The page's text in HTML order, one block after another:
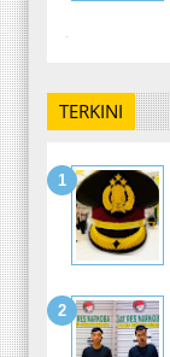
-
TERKINI